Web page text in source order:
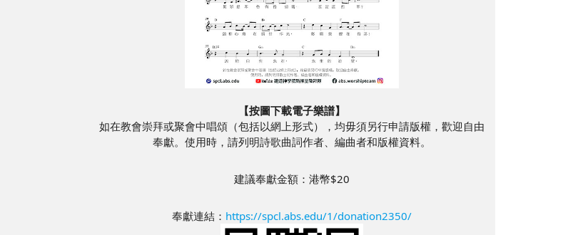
【按圖下載電子樂譜】
如在教會崇拜或聚會中唱頌（包括以網上形式），均毋須另行申請版權，歡迎自由
奉獻。使用時，請列明詩歌曲詞作者、編曲者和版權資料。
建議奉獻金額：港幣$20
奉獻連結： https://spcl.abs.edu/1/donation2350/